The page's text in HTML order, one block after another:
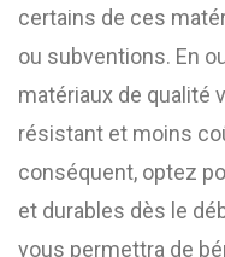
certains de ces
ou subventions. En
matériaux de qualité
résistant et moins
conséquent, optez
et durables dès le
vous permettra de